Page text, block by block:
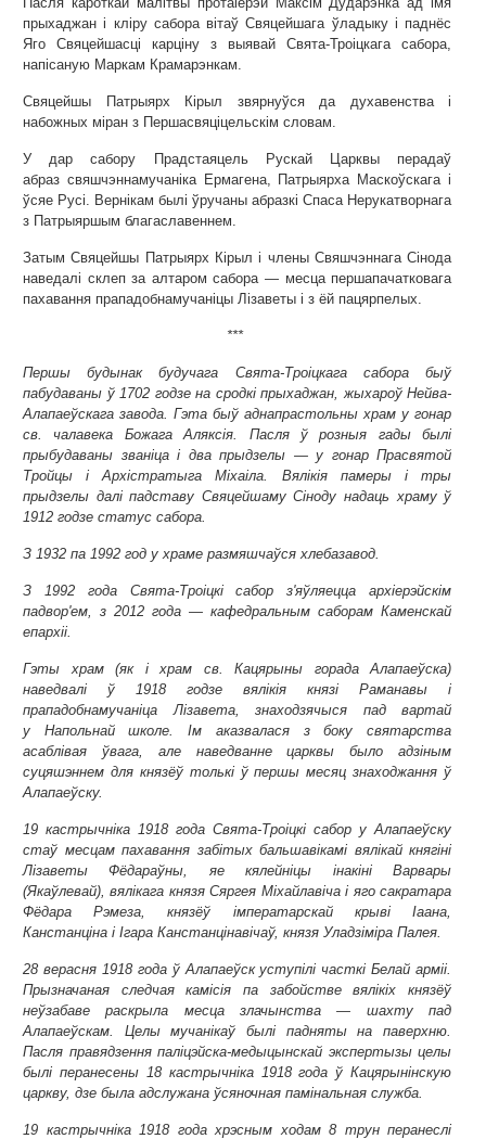
прыхаджан і кліру сабора вітаў Свяцейшага ўладыку і паднёс
Яго Свяцейшасці карціну з выявай Свята-Троіцкага сабора,
напісаную Маркам Крамарэнкам.
Свяцейшы Патрыярх Кірыл звярнуўся да духавенства і
набожных міран з Першасвяціцельскім словам.
У дар сабору Прадстаяцель Рускай Царквы перадаў
абраз свяшчэннамучаніка Ермагена, Патрыярха Маскоўскага і
ўсяе Русі. Вернікам былі ўручаны абразкі Спаса Нерукатворнага
з Патрыяршым благаславеннем.
Затым Свяцейшы Патрыярх Кірыл і члены Свяшчэннага Сінода
наведалі склеп за алтаром сабора — месца першапачатковага
пахавання прападобнамучаніцы Лізаветы і з ёй пацярпелых.
***
Першы будынак будучага Свята-Троіцкага сабора быў
пабудаваны ў 1702 годзе на сродкі прыхаджан, жыхароў Нейва-
Алапаеўскага завода. Гэта быў аднапрастольны храм у гонар
св. чалавека Божага Аляксія. Пасля ў розныя гады былі
прыбудаваны званіца і два прыдзелы — у гонар Прасвятой
Тройцы і Архістратыга Міхаіла. Вялікія памеры і тры
прыдзелы далі падставу Свяцейшаму Сіноду надаць храму ў
1912 годзе статус сабора.
З 1932 па 1992 год у храме размяшчаўся хлебазавод.
З 1992 года Свята-Троіцкі сабор з'яўляецца архіерэйскім
падвор'ем, з 2012 года — кафедральным саборам Каменскай
епархіі.
Гэты храм (як і храм св. Кацярыны горада Алапаеўска)
наведвалі ў 1918 годзе вялікія князі Раманавы і
прападобнамучаніца Лізавета, знаходзячыся пад вартай
у Напольнай школе. Ім аказвалася з боку святарства
асаблівая ўвага, але наведванне царквы было адзіным
суцяшэннем для князёў толькі ў першы месяц знаходжання ў
Алапаеўску.
19 кастрычніка 1918 года Свята-Троіцкі сабор у Алапаеўску
стаў месцам пахавання забітых бальшавікамі вялікай княгіні
Лізаветы Фёдараўны, яе кялейніцы інакіні Варвары
(Якаўлевай), вялікага князя Сяргея Міхайлавіча і яго сакратара
Фёдара Рэмеза, князёў імператарскай крыві Іаана,
Канстанціна і Ігара Канстанцінавічаў, князя Уладзіміра Палея.
28 верасня 1918 года ў Алапаеўск уступілі часткі Белай арміі.
Прызначаная следчая камісія па забойстве вялікіх князёў
неўзабаве раскрыла месца злачынства — шахту пад
Алапаеўскам. Целы мучанікаў былі падняты на паверхню.
Пасля правядзення паліцэйска-медыцынскай экспертызы целы
былі перанесены 18 кастрычніка 1918 года ў Кацярынінскую
царкву, дзе была адслужана ўсяночная памінальная служба.
19 кастрычніка 1918 года хрэсным ходам 8 трун перанеслі